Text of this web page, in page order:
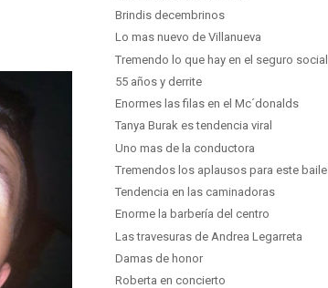
Brindis decembrinos
Lo mas nuevo de Villanueva
Tremendo lo que hay en el seguro social
55 años y derrite
Enormes las filas en el Mc´donalds
Tanya Burak es tendencia viral
Uno mas de la conductora
Tremendos los aplausos para este baile
Tendencia en las caminadoras
Enorme la barbería del centro
Las travesuras de Andrea Legarreta
Damas de honor
Roberta en concierto